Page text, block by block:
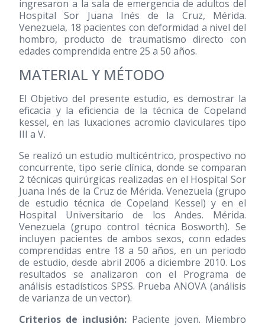
ingresaron a la sala de emergencia de adultos del
Hospital Sor Juana Inés de la Cruz, Mérida.
Venezuela, 18 pacientes con deformidad a nivel del
hombro, producto de traumatismo directo con
edades comprendida entre 25 a 50 años.
MATERIAL Y MÉTODO
El Objetivo del presente estudio, es demostrar la
eficacia y la eficiencia de la técnica de Copeland
kessel, en las luxaciones acromio claviculares tipo
III a V.
Se realizó un estudio multicéntrico, prospectivo no
concurrente, tipo serie clínica, donde se comparan
2 técnicas quirúrgicas realizadas en el Hospital Sor
Juana Inés de la Cruz de Mérida. Venezuela (grupo
de estudio técnica de Copeland Kessel) y en el
Hospital Universitario de los Andes. Mérida.
Venezuela (grupo control técnica Bosworth). Se
incluyen pacientes de ambos sexos, conn edades
comprendidas entre 18 a 50 años, en un periodo
de estudio, desde abril 2006 a diciembre 2010. Los
resultados se analizaron con el Programa de
análisis estadísticos SPSS. Prueba ANOVA (análisis
de varianza de un vector).
Criterios de inclusión: Paciente joven. Miembro